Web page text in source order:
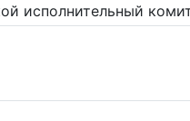
исполнительный